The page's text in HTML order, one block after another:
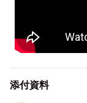
添付資料